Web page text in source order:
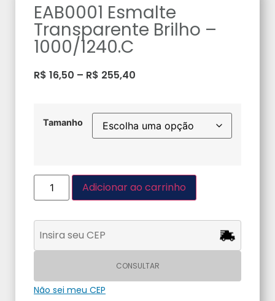
EAB0001 Esmalte
Transparente Brilho –
1000/1240.C
R$ 16,50 – R$ 255,40
Tamanho
Adicionar ao carrinho
CONSULTAR
Não sei meu CEP